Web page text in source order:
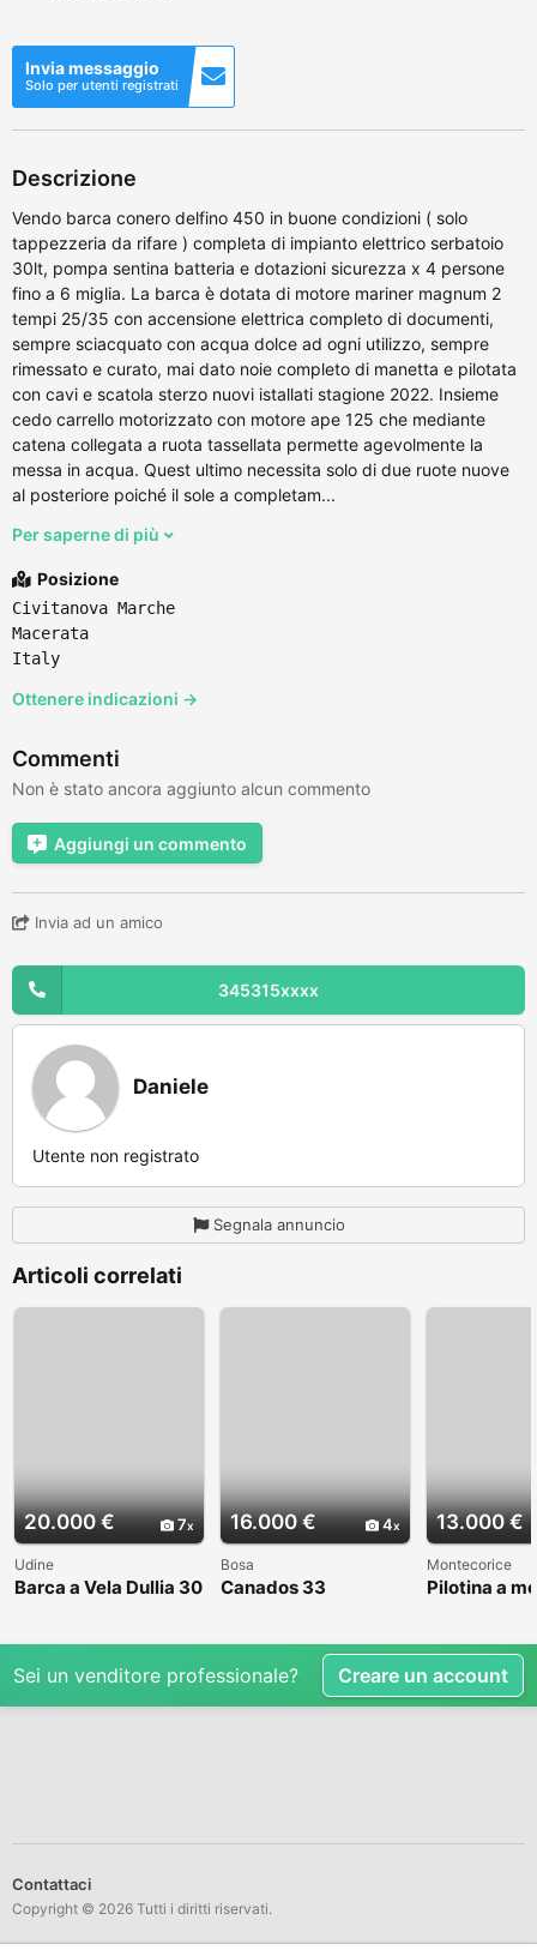
Invia messaggio
Solo per utenti registrati
Descrizione
Vendo barca conero delfino 450 in buone condizioni ( solo
tappezzeria da rifare ) completa di impianto elettrico serbatoio
30lt, pompa sentina batteria e dotazioni sicurezza x 4 persone
fino a 6 miglia. La barca è dotata di motore mariner magnum 2
tempi 25/35 con accensione elettrica completo di documenti,
sempre sciacquato con acqua dolce ad ogni utilizzo, sempre
rimessato e curato, mai dato noie completo di manetta e pilotata
con cavi e scatola sterzo nuovi istallati stagione 2022. Insieme
cedo carrello motorizzato con motore ape 125 che mediante
catena collegata a ruota tassellata permette agevolmente la
messa in acqua. Quest ultimo necessita solo di due ruote nuove
al posteriore poiché il sole a completam...
Per saperne di più
Posizione
Civitanova Marche
Macerata
Italy
Ottenere indicazioni →
Commenti
Non è stato ancora aggiunto alcun commento
Aggiungi un commento
Invia ad un amico
345315xxxx
Daniele
Utente non registrato
Segnala annuncio
Articoli correlati
20.000 € 7
Udine
Barca a Vela Dullia 30
16.000 € 4
Bosa
Canados 33
13.000 €
Montecorice
Pilotina a
Sei un venditore professionale? Creare un account
Contattaci
Copyright © 2026 Tutti i diritti riservati.